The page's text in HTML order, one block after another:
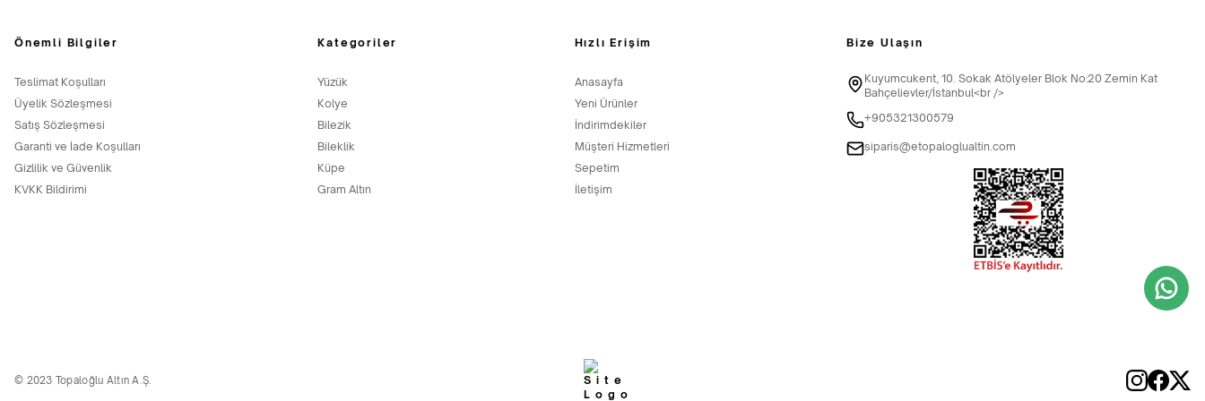
Önemli Bilgiler
Teslimat Koşulları
Üyelik Sözleşmesi
Satış Sözleşmesi
Garanti ve İade Koşulları
Gizlilik ve Güvenlik
KVKK Bildirimi
Kategoriler
Yüzük
Kolye
Bilezik
Bileklik
Küpe
Gram Altın
Hızlı Erişim
Anasayfa
Yeni Ürünler
İndirimdekiler
Müşteri Hizmetleri
Sepetim
İletişim
Bize Ulaşın
Kuyumcukent, 10. Sokak Atölyeler Blok No:20 Zemin Kat
Bahçelievler/İstanbul<br />
+905321300579
siparis@etopaloglualtin.com
© 2023 Topaloğlu Altın A.Ş.